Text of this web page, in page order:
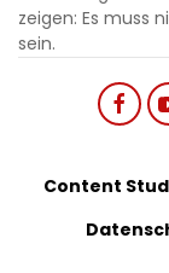
zeigen: Es muss
sein.
links
menu
Footer
Content